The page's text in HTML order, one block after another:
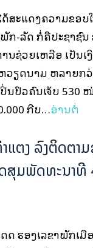
ສະແດງຄວາມຂອ
ກ-ລັດ ກໍ່ຄືປະຊາຊົ
ນຊ່ວຍເຫລືອ ເປັນເ
ວຽດນາມ ຫລາຍກ
ນປົວຄົນເຈັບ 530
ກີບ…ອ່ານຕໍ່
ແຕງ ລົງຕິດຕ
ສຸມພັດທະນາທີ
ຮອງເລຂາພັກເມື